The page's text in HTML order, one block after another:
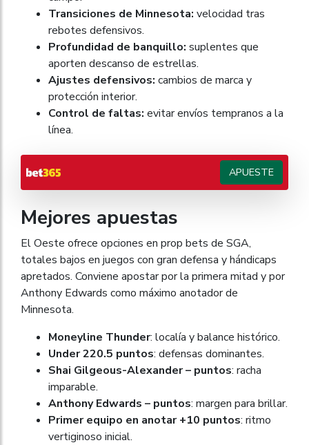
Transiciones de Minnesota: velocidad tras
rebotes defensivos.
Profundidad de banquillo: suplentes que
aporten descanso de estrellas.
Ajustes defensivos: cambios de marca y
protección interior.
Control de faltas: evitar envíos tempranos a la
línea.
APUESTE
Mejores apuestas
El Oeste ofrece opciones en prop bets de SGA,
totales bajos en juegos con gran defensa y hándicaps
apretados. Conviene apostar por la primera mitad y por
Anthony Edwards como máximo anotador de
Minnesota.
Moneyline Thunder: localía y balance histórico.
Under 220.5 puntos: defensas dominantes.
Shai Gilgeous-Alexander – puntos: racha
imparable.
Anthony Edwards – puntos: margen para brillar.
Primer equipo en anotar +10 puntos: ritmo
vertiginoso inicial.